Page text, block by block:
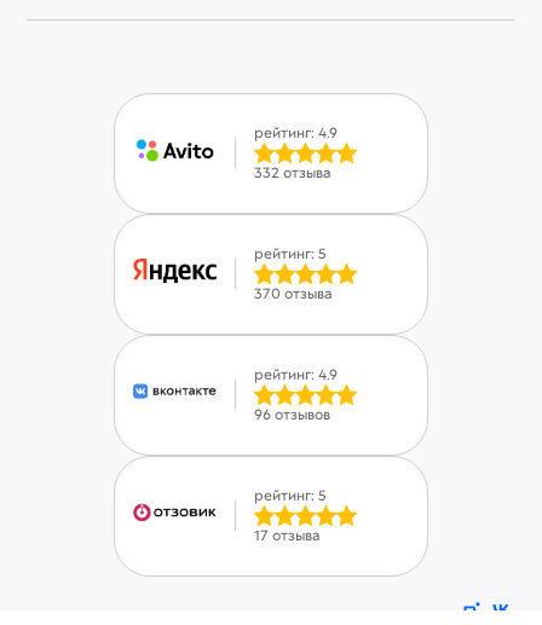
рейтинг: 4.9
332 отзыва
рейтинг: 5
370 отзыва
рейтинг: 4.9
96 отзывов
рейтинг: 5
17 отзыва